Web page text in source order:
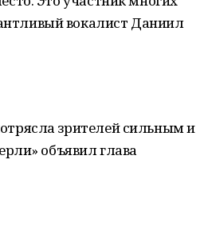
вокалист Даниил
зрителей сильным и
объявил глава